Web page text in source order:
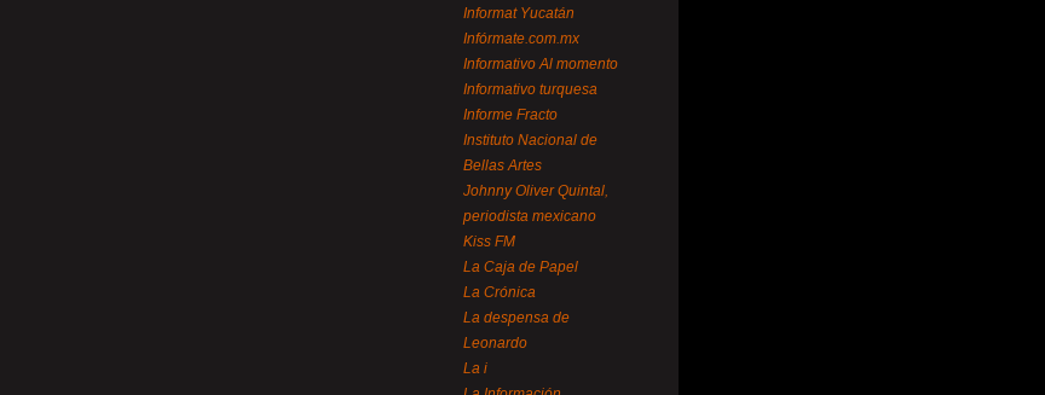
Informat Yucatán
Infórmate.com.mx
Informativo Al momento
Informativo turquesa
Informe Fracto
Instituto Nacional de
Bellas Artes
Johnny Oliver Quintal,
periodista mexicano
Kiss FM
La Caja de Papel
La Crónica
La despensa de
Leonardo
La i